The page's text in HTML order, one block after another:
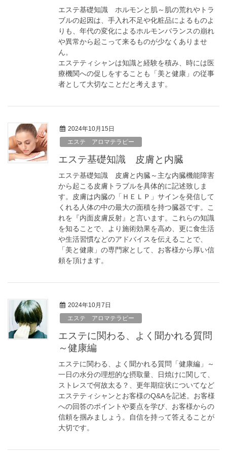
エステ基礎知識 ホルモンと肌～肌の荒れやトラ
ブルの起因は、手入れ不足や化粧品によるものよ
りも、年代の変化によるホルモンバランスの崩れ
や異常から起こって来るものが少なくありませ
ん。
エステティシャンは知識と経験を積み、時には医
療機関への促しをすることも「美と健康」の従事
者として大切なことだと考えます。
2024年10月15日
エステ アロマテラピー
エステ基礎知識 皮膚と内臓
エステ基礎知識 皮膚と内臓～主な内臓機能障害
から起こる皮膚トラブルを具体的に記述致しま
す。皮膚は内臓の「ＨＥＬＰ」サインを発信して
くれる人体の中の最大の面積を持つ臓器です。こ
れを『内面皮膚反射』と言います。これらの知識
を知ることで、より施術効果を高め、更に食生活
や生活習慣などのアドバイスを伝えることで、
「美と健康」の専門家として、お客様から厚い信
頼を頂けます。
2024年10月7日
エステ アロマテラピー
エステに関わる、よく聞かれる質問
～健康編
エステに関わる、よく聞かれる質問「健康編」～
一日の水分の理想的な摂取量、日焼けに関して、
ストレスで何故太る？、更年期症状についてなど
エステティシャンとお客様のQ&Aを記述。お客様
への回答のポイントや要点を学び、お客様からの
信頼を掴みましょう。自信を持って答えることが
大切です。